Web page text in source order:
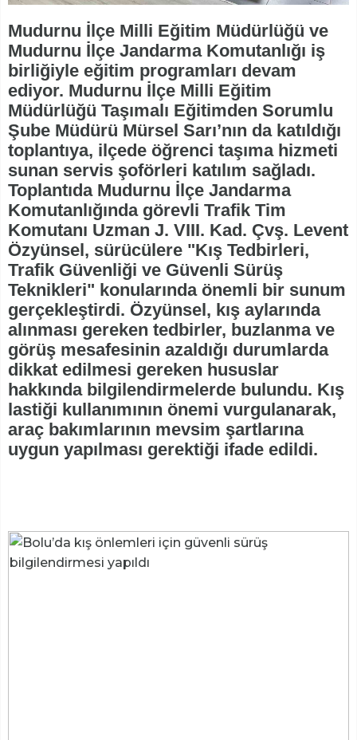
Mudurnu İlçe Milli Eğitim Müdürlüğü ve
Mudurnu İlçe Jandarma Komutanlığı iş
birliğiyle eğitim programları devam
ediyor. Mudurnu İlçe Milli Eğitim
Müdürlüğü Taşımalı Eğitimden Sorumlu
Şube Müdürü Mürsel Sarı’nın da katıldığı
toplantıya, ilçede öğrenci taşıma hizmeti
sunan servis şoförleri katılım sağladı.
Toplantıda Mudurnu İlçe Jandarma
Komutanlığında görevli Trafik Tim
Komutanı Uzman J. VIII. Kad. Çvş. Levent
Özyünsel, sürücülere "Kış Tedbirleri,
Trafik Güvenliği ve Güvenli Sürüş
Teknikleri" konularında önemli bir sunum
gerçekleştirdi. Özyünsel, kış aylarında
alınması gereken tedbirler, buzlanma ve
görüş mesafesinin azaldığı durumlarda
dikkat edilmesi gereken hususlar
hakkında bilgilendirmelerde bulundu. Kış
lastiği kullanımının önemi vurgulanarak,
araç bakımlarının mevsim şartlarına
uygun yapılması gerektiği ifade edildi.